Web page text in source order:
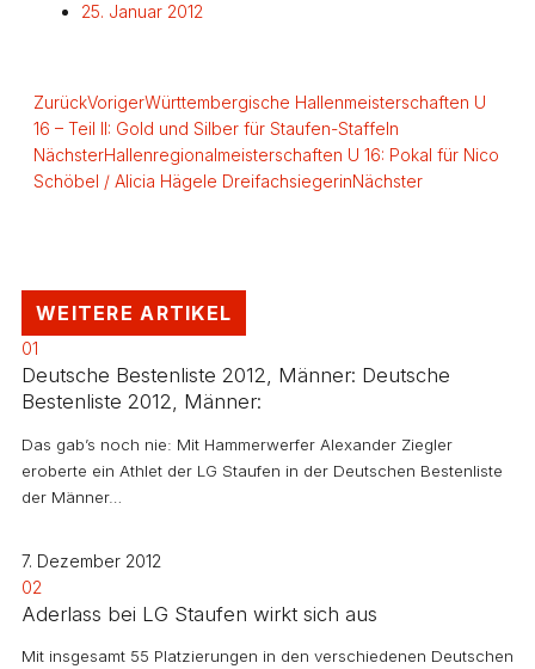
25. Januar 2012
ZurückVorigerWürttembergische Hallenmeisterschaften U
16 – Teil II: Gold und Silber für Staufen-Staffeln
NächsterHallenregionalmeisterschaften U 16: Pokal für Nico
Schöbel / Alicia Hägele DreifachsiegerinNächster
WEITERE ARTIKEL
01
Deutsche Bestenliste 2012, Männer: Deutsche
Bestenliste 2012, Männer:
Das gab’s noch nie: Mit Hammerwerfer Alexander Ziegler
eroberte ein Athlet der LG Staufen in der Deutschen Bestenliste
der Männer…
7. Dezember 2012
02
Aderlass bei LG Staufen wirkt sich aus
Mit insgesamt 55 Platzierungen in den verschiedenen Deutschen